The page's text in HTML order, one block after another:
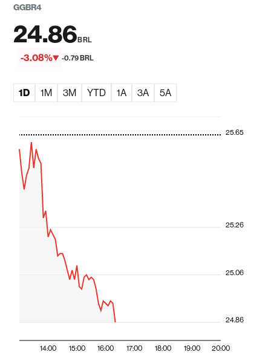
GGBR4
24.86BRL
-3.08% -0.79 BRL
1D 1M 3M YTD 1A 3A 5A
14:00 15:00 16:00 17:00 18:00 19:00 20:00
24.86
25.06
25.26
25.65